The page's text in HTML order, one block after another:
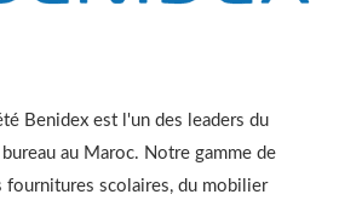
Benidex est l'un des leaders du
au Maroc. Notre gamme de
fournitures scolaires, du mobilier